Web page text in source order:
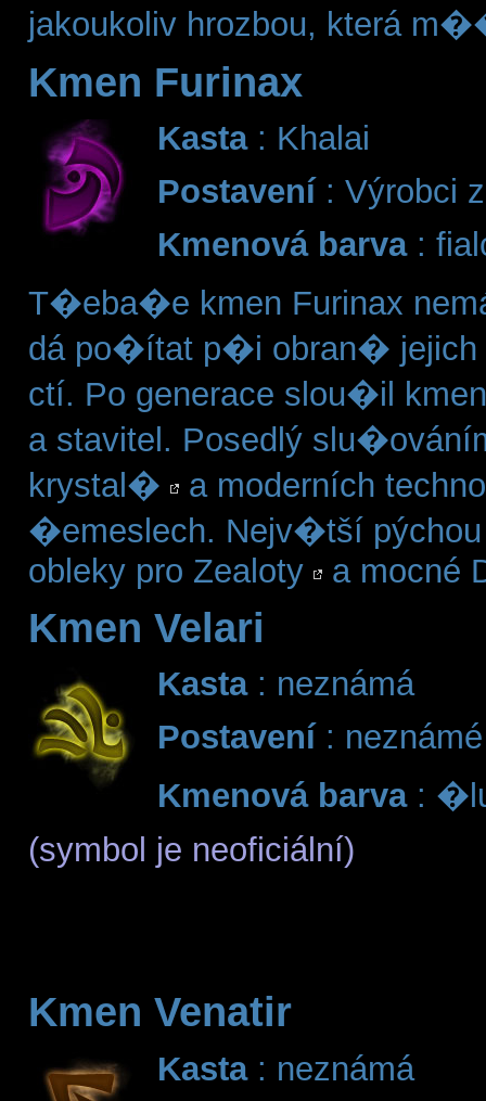
jakoukoliv hrozbou, která
Kmen Furinax
Kasta: Khalai
Postavení: Výrobci
Kmenová barva:
T�eba�e kmen Furinax
dá po�ítat p�i obran� jejich
ctí. Po generace slou�il
a stavitel. Posedlý
krystal� a moderních
�emeslech. Nejv�tší
obleky pro Zealoty a mocné
Kmen Velari
Kasta: neznámá
Postavení: neznámé
Kmenová barva:
(symbol je neoficiální)
Kmen Venatir
Kasta: neznámá